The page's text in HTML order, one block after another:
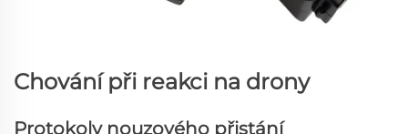
Chování při reakci na drony
Protokoly nouzového přistání